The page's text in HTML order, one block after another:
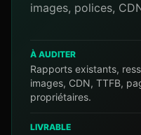
images, polices,
À AUDITER
Rapports existants,
images, CDN, TTFB,
propriétaires.
LIVRABLE